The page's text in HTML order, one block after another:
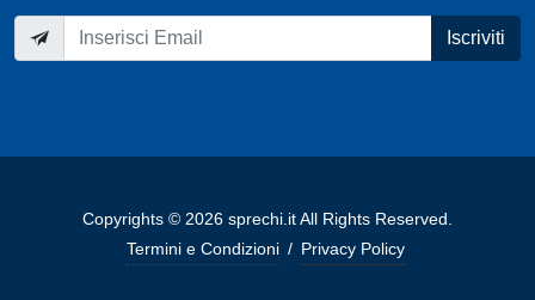
Iscriviti
Copyrights © 2026 sprechi.it All Rights Reserved.
Termini e Condizioni / Privacy Policy